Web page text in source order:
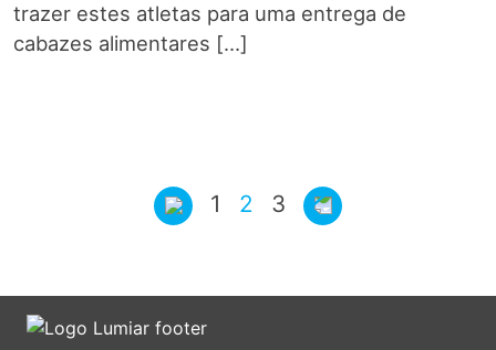
trazer estes atletas para uma entrega de
cabazes alimentares […]
1 2 3